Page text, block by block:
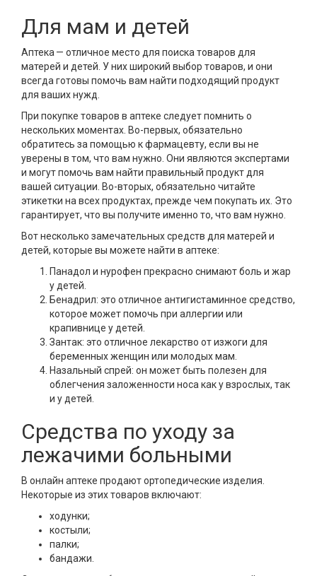
Для мам и детей
Аптека — отличное место для поиска товаров для
матерей и детей. У них широкий выбор товаров, и они
всегда готовы помочь вам найти подходящий продукт
для ваших нужд.
При покупке товаров в аптеке следует помнить о
нескольких моментах. Во-первых, обязательно
обратитесь за помощью к фармацевту, если вы не
уверены в том, что вам нужно. Они являются экспертами
и могут помочь вам найти правильный продукт для
вашей ситуации. Во-вторых, обязательно читайте
этикетки на всех продуктах, прежде чем покупать их. Это
гарантирует, что вы получите именно то, что вам нужно.
Вот несколько замечательных средств для матерей и
детей, которые вы можете найти в аптеке:
Панадол и нурофен прекрасно снимают боль и жар
у детей.
Бенадрил: это отличное антигистаминное средство,
которое может помочь при аллергии или
крапивнице у детей.
Зантак: это отличное лекарство от изжоги для
беременных женщин или молодых мам.
Назальный спрей: он может быть полезен для
облегчения заложенности носа как у взрослых, так
и у детей.
Средства по уходу за
лежачими больными
В онлайн аптеке продают ортопедические изделия.
Некоторые из этих товаров включают:
ходунки;
костыли;
палки;
бандажи.